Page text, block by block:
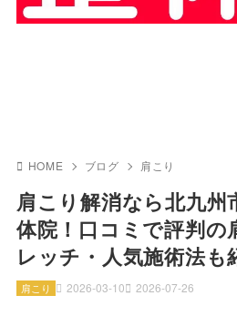
HOME ブログ 肩こり
肩こり解消なら北九州
体院！口コミで評判の
レッチ・人気施術法も
2026-03-10 2026-07-26
肩こり